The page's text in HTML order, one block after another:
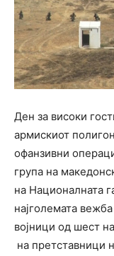
Ден за високи
армискиот
офанзивни
група на
на Националната
најголемата
војници од шест
на претставници